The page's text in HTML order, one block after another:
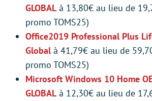
GLOBAL à 13,80€ au lieu de
promo TOMS25)
Office2019 Professional Plus
Globalà 41,79€ au lieu de
promo TOMS25)
Microsoft Windows 10 Home
GLOBAL à 12,30€ au lieu de